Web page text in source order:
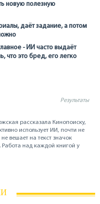
новую полезную
даёт задание, а потом
- ИИ часто выдаёт
что это бред, его легко
Результаты
рассказала Кинопоиску,
использует ИИ, почти не
вешает на текст значок
Работа над каждой книгой у